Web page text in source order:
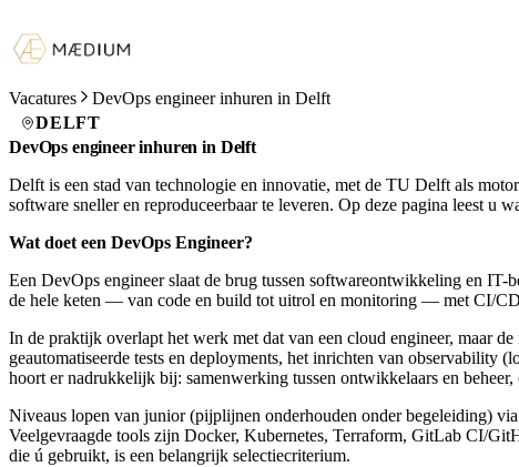
Vacatures
DevOps engineer inhuren in Delft
DELFT
DevOps engineer inhuren in Delft
Delft is een stad van technologie en innovatie, met de TU Delft als
software sneller en reproduceerbaar te leveren. Op deze pagina leest
Wat doet een DevOps Engineer?
Een DevOps engineer slaat de brug tussen softwareontwikkeling en
de hele keten — van code en build tot uitrol en monitoring — met CI/
In de praktijk overlapt het werk met dat van een cloud engineer, maar
geautomatiseerde tests en deployments, het inrichten van
hoort er nadrukkelijk bij: samenwerking tussen ontwikkelaars en
Niveaus lopen van junior (pijplijnen onderhouden onder begeleiding)
Veelgevraagde tools zijn Docker, Kubernetes, Terraform, GitLab CI/
die ú gebruikt, is een belangrijk selectiecriterium.